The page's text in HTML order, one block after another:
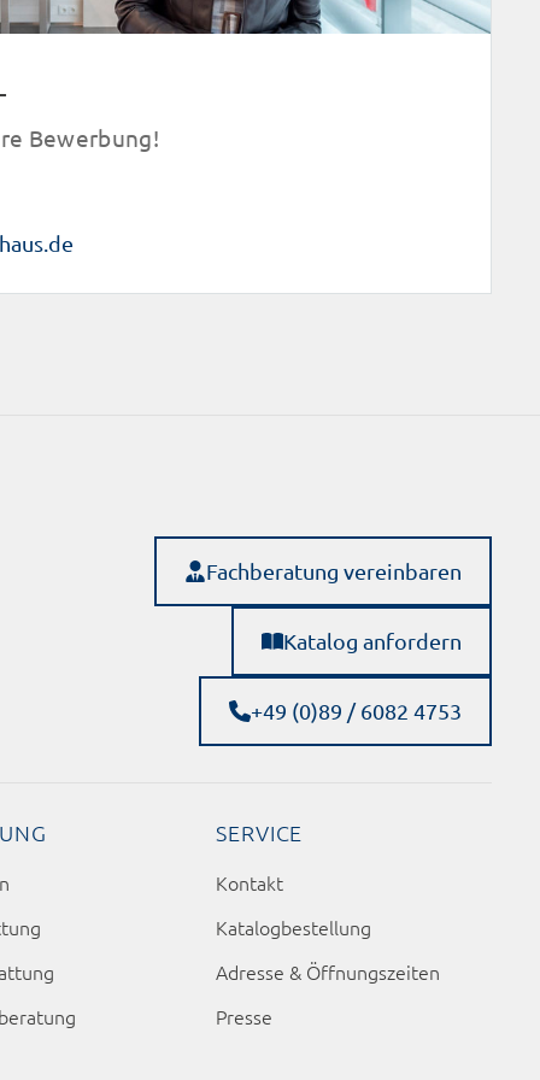
Bewerbung!
Fachberatung vereinbaren
Katalog anfordern
+49 (0)89 / 6082 4753
SERVICE
Kontakt
Katalogbestellung
Adresse & Öffnungszeiten
Presse